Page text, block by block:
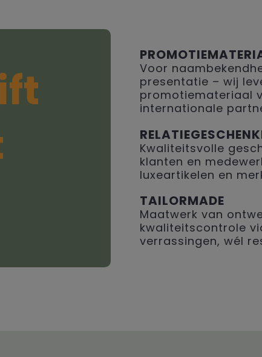
Voor
presentatie – wij
promotiemateriaal
internationale
Kwaliteitsvolle
klanten en
luxeartikelen en
TAILORMADE
Maatwerk van
kwaliteitscontrole
verrassingen, wél